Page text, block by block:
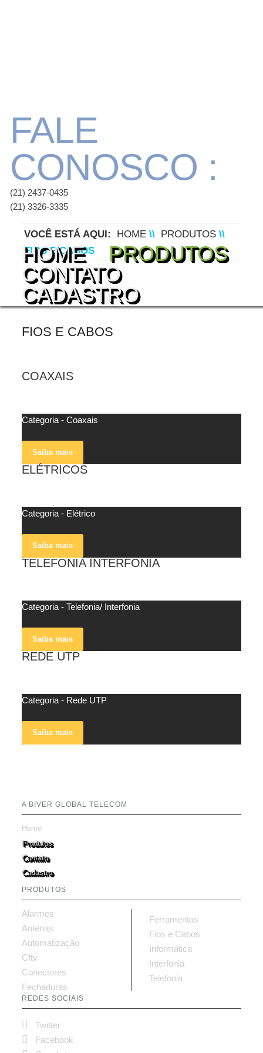
FALE
CONOSCO :
(21) 2437-0435
(21) 3326-3335
HOME
PRODUTOS
CONTATO
CADASTRO
VOCÊ ESTÁ AQUI: HOME \\ PRODUTOS \\
FIOS E CABOS
FIOS E CABOS
COAXAIS
Categoria - Coaxais
Saiba mais
ELÉTRICOS
Categoria - Elétrico
Saiba mais
TELEFONIA INTERFONIA
Categoria - Telefonia/ Interfonia
Saiba mais
REDE UTP
Categoria - Rede UTP
Saiba mais
A BIVER GLOBAL TELECOM
Home
Produtos
Contato
Cadastro
PRODUTOS
Alarmes
Antenas
Automatização
Cftv
Conectores
Fechaduras
Ferramentas
Fios e Cabos
Informática
Interfonia
Telefonia
REDES SOCIAIS
 Twitter
 Facebook